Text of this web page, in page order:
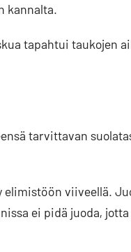
kannalta.
tapahtui taukojen
tarvittavan
elimistöön viiveellä.
ei pidä juoda,